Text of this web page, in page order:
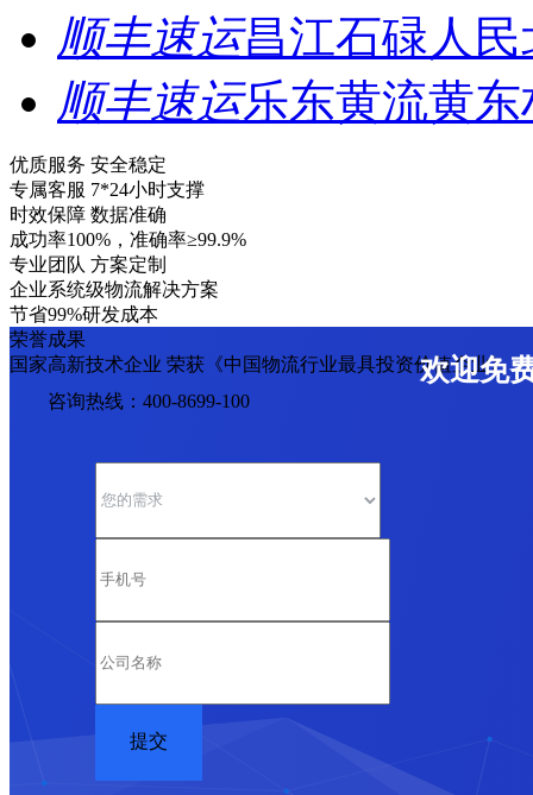
顺丰速运昌江石碌人
顺丰速运乐东黄流黄
优质服务 安全稳定
专属客服 7*24小时支撑
时效保障 数据准确
成功率100%，准确率≥99.9%
专业团队 方案定制
企业系统级物流解决方案
节省99%研发成本
荣誉成果
国家高新技术企业 荣获《中国物流行业最具投资价值企业》
欢迎免
咨询热线：400-8699-100